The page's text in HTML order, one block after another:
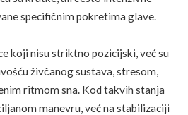
specifičnim pokretima glave.
koji nisu striktno pozicijski, već su
živčanog sustava, stresom,
ritmom sna. Kod takvih stanja
manevru, već na stabilizaciji